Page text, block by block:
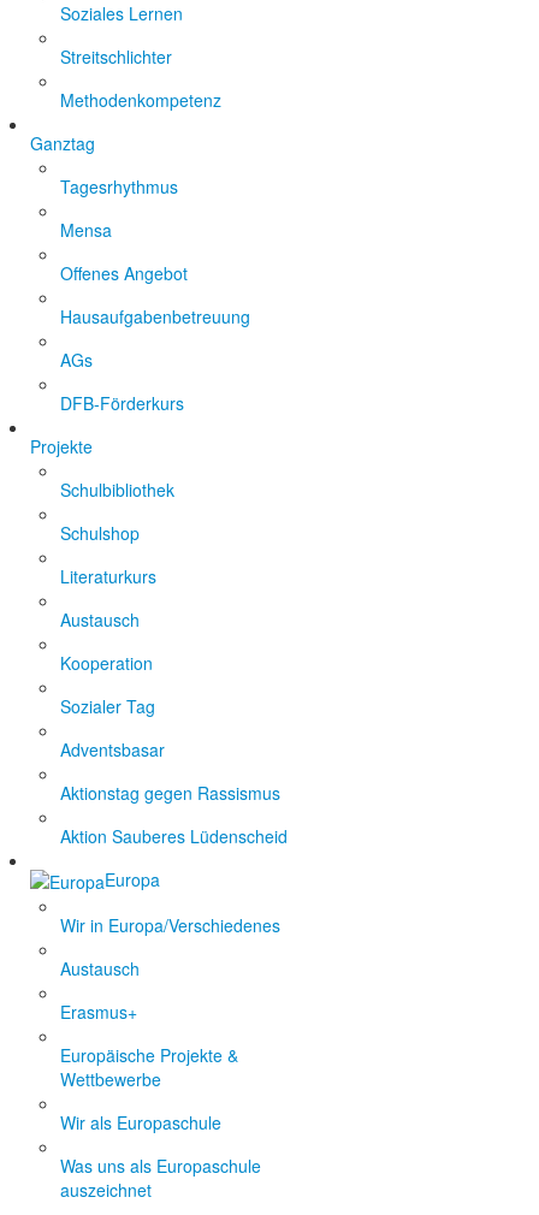
Soziales Lernen
Streitschlichter
Methodenkompetenz
Ganztag
Tagesrhythmus
Mensa
Offenes Angebot
Hausaufgabenbetreuung
AGs
DFB-Förderkurs
Projekte
Schulbibliothek
Schulshop
Literaturkurs
Austausch
Kooperation
Sozialer Tag
Adventsbasar
Aktionstag gegen Rassismus
Aktion Sauberes Lüdenscheid
Europa
Wir in Europa/Verschiedenes
Austausch
Erasmus+
Europäische Projekte &
Wettbewerbe
Wir als Europaschule
Was uns als Europaschule
auszeichnet